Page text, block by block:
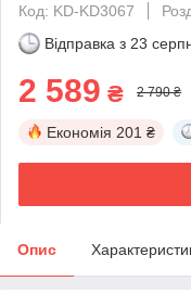
Код: KD-KD3067
Відправка з 23
2 589 ₴ 2 790 ₴
Економія 201 ₴
Опис